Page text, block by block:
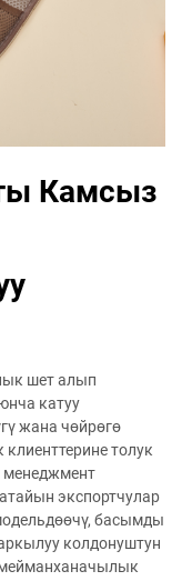
Камсыз
шет алып
катуу
жана чөйрөгө
толук
менеджмент
экспортчулар
басымды
колдонуштун
мейманханачылык